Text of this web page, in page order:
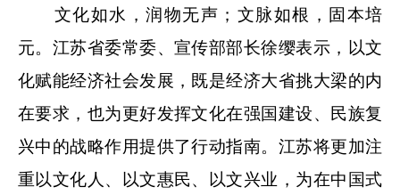
文化如水，润物无声；文脉如根，固本培
元。江苏省委常委、宣传部部长徐缨表示，以文
化赋能经济社会发展，既是经济大省挑大梁的内
在要求，也为更好发挥文化在强国建设、民族复
兴中的战略作用提供了行动指南。江苏将更加注
重以文化人、以文惠民、以文兴业，为在中国式